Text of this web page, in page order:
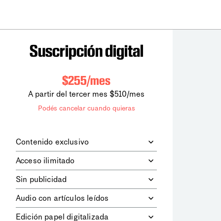
Suscripción digital
$255/mes
A partir del tercer mes $510/mes
Podés cancelar cuando quieras
Contenido exclusivo
digitales dela diaria
los contenidos de Le Monde
diplomatique.
Acceso ilimitado
contenidos.
Sin publicidad
publicitarios.
Audio con artículos leídos
Edición papel digitalizada